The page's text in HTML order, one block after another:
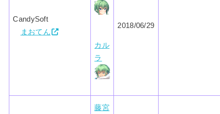
CandySoft
まおてん
カル
ラ
2018/06/29
藤宮